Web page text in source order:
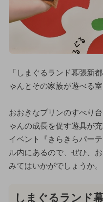
「しまぐるランド幕張新
ゃんとその家族が遊べる
おおきなプリンのすべり
ゃんの成長を促す遊具が
イベント『きらきらパー
ル内にあるので、ぜひ、
みてはいかがでしょうか。
しまぐるランド